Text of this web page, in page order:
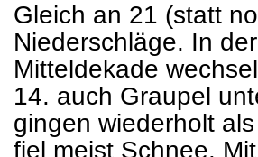
Gleich an 21 (statt
Niederschläge. In
Mitteldekade
14. auch Graupel
gingen wiederholt
fiel meist Schnee.